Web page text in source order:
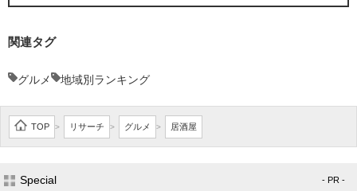
関連タグ
グルメ 地域別ランキング
TOP > リサーチ > グルメ > 居酒屋
Special - PR -